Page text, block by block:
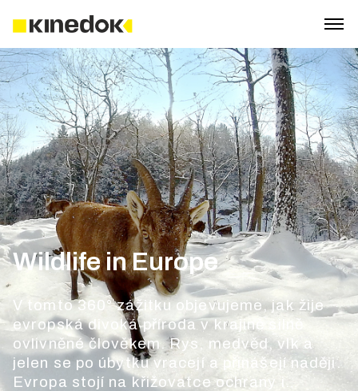
Wildlife in Europe
V tomto 360° zážitku objevujeme, jak žije
evropská divoká příroda v krajině silně
ovlivněné člověkem. Rys, medvěd, vlk a
jelen se po úbytku vracejí a přinášejí naději.
Evropa stojí na křižovatce ochrany i